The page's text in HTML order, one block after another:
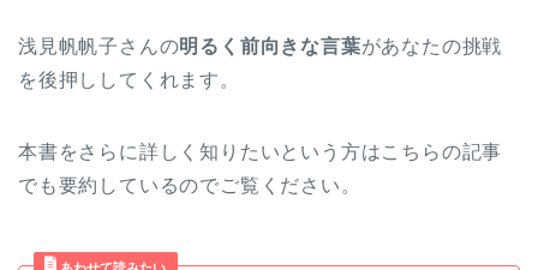
浅見帆帆子さんの明るく前向きな言葉があなたの挑戦
を後押ししてくれます。
本書をさらに詳しく知りたいという方はこちらの記事
でも要約しているのでご覧ください。